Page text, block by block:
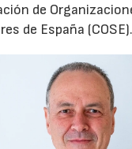
de
de España (COSE).